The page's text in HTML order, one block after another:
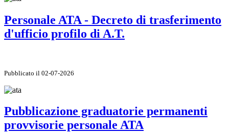
Personale ATA - Decreto di trasferimento
d'ufficio profilo di A.T.
Pubblicato il 02-07-2026
Pubblicazione graduatorie permanenti
provvisorie personale ATA